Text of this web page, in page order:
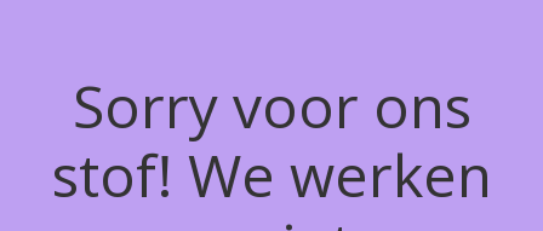
Sorry voor ons
stof! We werken